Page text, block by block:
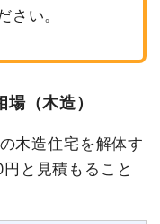
さい。
（木造）
木造住宅を解体す
と見積もること